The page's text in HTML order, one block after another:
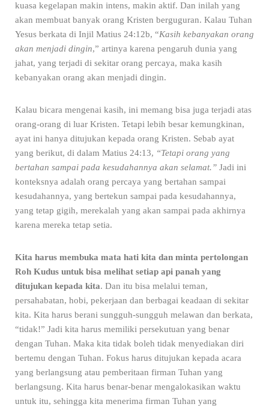
kuasa kegelapan makin intens, makin aktif. Dan inilah yang
akan membuat banyak orang Kristen berguguran. Kalau Tuhan
Yesus berkata di Injil Matius 24:12b, “Kasih kebanyakan orang
akan menjadi dingin,” artinya karena pengaruh dunia yang
jahat, yang terjadi di sekitar orang percaya, maka kasih
kebanyakan orang akan menjadi dingin.
Kalau bicara mengenai kasih, ini memang bisa juga terjadi atas
orang-orang di luar Kristen. Tetapi lebih besar kemungkinan,
ayat ini hanya ditujukan kepada orang Kristen. Sebab ayat
yang berikut, di dalam Matius 24:13, “Tetapi orang yang
bertahan sampai pada kesudahannya akan selamat.” Jadi ini
konteksnya adalah orang percaya yang bertahan sampai
kesudahannya, yang bertekun sampai pada kesudahannya,
yang tetap gigih, merekalah yang akan sampai pada akhirnya
karena mereka tetap setia.
Kita harus membuka mata hati kita dan minta pertolongan
Roh Kudus untuk bisa melihat setiap api panah yang
ditujukan kepada kita. Dan itu bisa melalui teman,
persahabatan, hobi, pekerjaan dan berbagai keadaan di sekitar
kita. Kita harus berani sungguh-sungguh melawan dan berkata,
“tidak!” Jadi kita harus memiliki persekutuan yang benar
dengan Tuhan. Maka kita tidak boleh tidak menyediakan diri
bertemu dengan Tuhan. Fokus harus ditujukan kepada acara
yang berlangsung atau pemberitaan firman Tuhan yang
berlangsung. Kita harus benar-benar mengalokasikan waktu
untuk itu, sehingga kita menerima firman Tuhan yang